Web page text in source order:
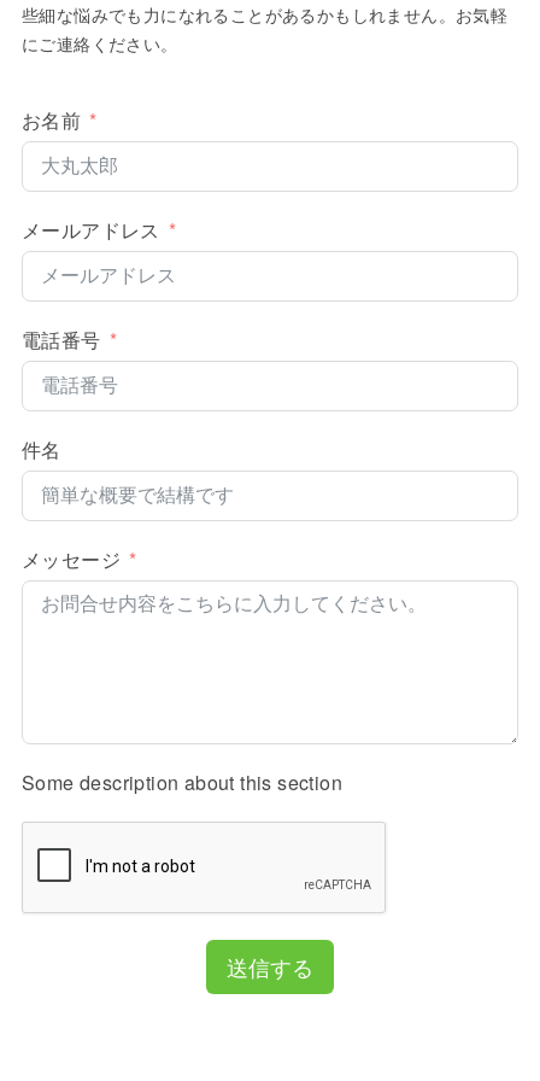
些細な悩みでも力になれることがあるかもしれません。お気軽
にご連絡ください。
お名前
メールアドレス
電話番号
件名
メッセージ
Some description about this section
送信する